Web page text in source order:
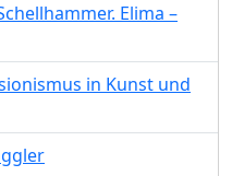
Elima –
in Kunst und